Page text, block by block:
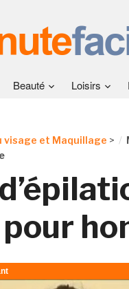
Beauté Loisirs
visage et Maquillage >